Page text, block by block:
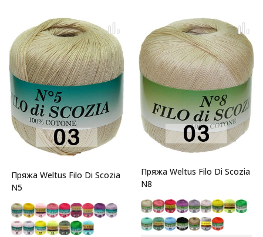
Пряжа Weltus Filo Di Scozia
N5
Пряжа Weltus Filo Di Scozia
N8